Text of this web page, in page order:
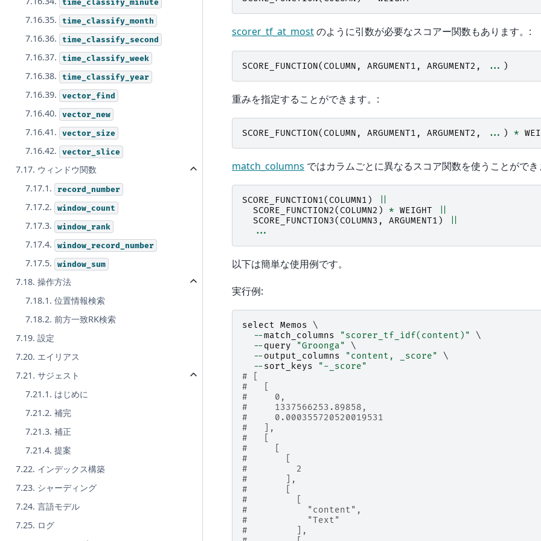
time_classify_minute
7.16.35. time_classify_month
7.16.36. time_classify_second
7.16.37. time_classify_week
7.16.38. time_classify_year
7.16.39. vector_find
7.16.40. vector_new
7.16.41. vector_size
7.16.42. vector_slice
7.17. ウィンドウ関数
7.17.1.
record_number
7.17.2. window_count
7.17.3. window_rank
7.17.4. window_record_number
7.17.5. window_sum
7.18. 操作方法
7.18.1. 位置情報検索
7.18.2. 前方一致RK検索
7.19. 設定
7.20. エイリアス
7.21. サジェスト
7.21.1. はじめに
7.21.2. 補完
7.21.3. 補正
7.21.4. 提案
7.22. インデックス構築
7.23. シャーディング
7.24. 言語モデル
7.25. ログ
scorer_tf_at_mostのように引数が必要なスコアー関数もあります。:
SCORE_FUNCTION( COLUMN , ARGUMENT1 , ARGUMENT2 , ... )
重みを指定することができます。:
SCORE_FUNCTION( COLUMN , ARGUMENT1 , ARGUMENT2 , ... ) *
match_columns ではカラムごとに異なるスコア関数を使うことができ
SCORE_FUNCTION1( COLUMN1 )
SCORE_FUNCTION2( COLUMN2 ) * WEIGHT
SCORE_FUNCTION3( COLUMN3 , ARGUMENT1 )
...
以下は簡単な使用例です。
実行例:
select Memos \
--match_columns "scorer_tf_idf(content)"
\
-- query "Groonga"
\
-- output_columns "content, _score"
\
-- sort_keys
"-_score"
# [
#   [
#     0,
#     1337566253.89858,
#     0.000355720520019531
#   ],
#   [
#     [
#       [
#         2
#       ],
#       [
#         [
#           "content",
#           "Text"
#         ],